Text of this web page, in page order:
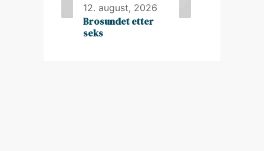
12. august, 2026
Brosundet etter
seks